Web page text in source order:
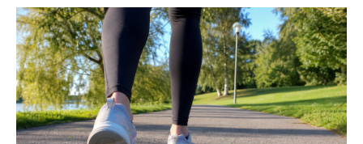
Etiam est nibh, lobortis sit
Praesent euismod ac
Ut mollis pellentesque tortor
Nullam eu erat condimentum
Donec quis est ac felis
Orci varius natoque dolor